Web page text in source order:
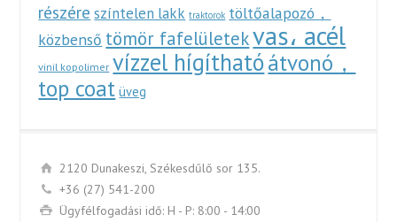
részére színtelen lakk traktorok töltőalapozó，
közbenső tömör fafelületekvas، acél
vinil kopolimer vízzel hígíthatóátvonó，
top coat üveg
2120 Dunakeszi, Székesdűlő sor 135.
+36 (27) 541-200
Ügyfélfogadási idő: H - P: 8:00 - 14:00